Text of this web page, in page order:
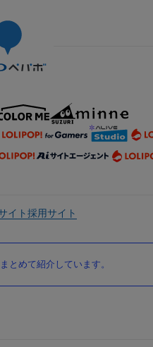
イト採用サイト
とめて紹介しています。